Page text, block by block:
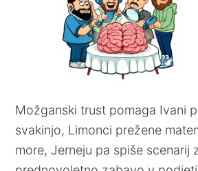
Možganski trust pomaga Ivani
svakinjo, Limonci prežene
more, Jerneju pa spiše scenarij